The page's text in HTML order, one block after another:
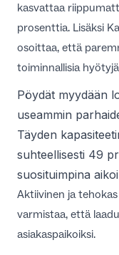
kasvattaa
prosenttia. Lisäksi
osoittaa, että
toiminnallisia
Pöydät myydään
useammin
Täyden
suhteellisesti 49
suosituimpina
Aktiivinen ja
varmistaa, että
asiakaspaikoiksi.